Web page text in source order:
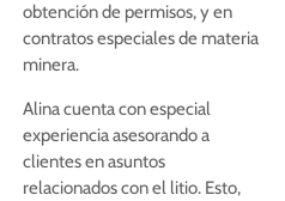
obtención de permisos, y en
contratos especiales de materia
minera.
Alina cuenta con especial
experiencia asesorando a
clientes en asuntos
relacionados con el litio. Esto,